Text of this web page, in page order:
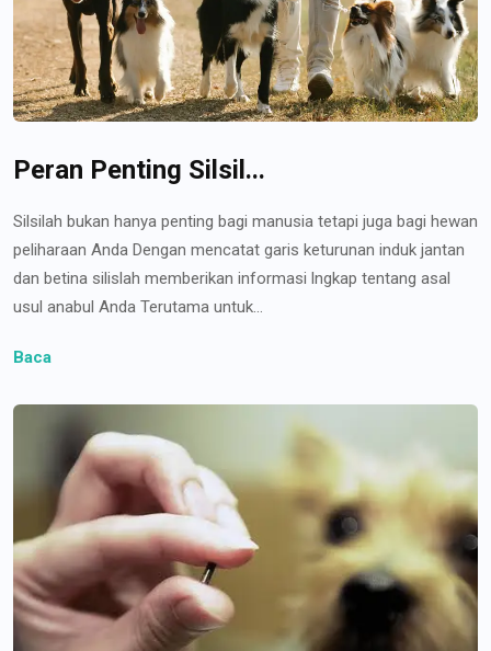
Peran Penting Silsil...
Silsilah bukan hanya penting bagi manusia tetapi juga bagi hewan
peliharaan Anda Dengan mencatat garis keturunan induk jantan
dan betina silislah memberikan informasi lngkap tentang asal
usul anabul Anda Terutama untuk...
Baca